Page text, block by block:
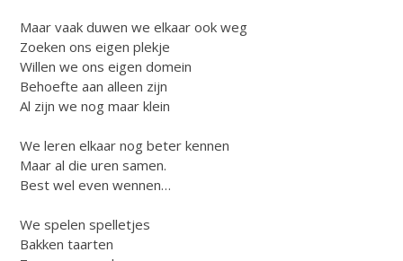
Maar vaak duwen we elkaar ook weg
Zoeken ons eigen plekje
Willen we ons eigen domein
Behoefte aan alleen zijn
Al zijn we nog maar klein
We leren elkaar nog beter kennen
Maar al die uren samen.
Best wel even wennen…
We spelen spelletjes
Bakken taarten